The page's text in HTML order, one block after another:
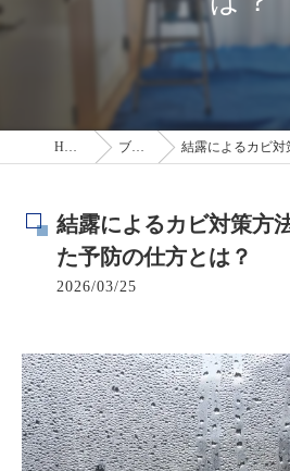
HOME ブログ 結露によるカビ対策方
結露によるカビ対策方
た予防の仕方とは？
2026/03/25